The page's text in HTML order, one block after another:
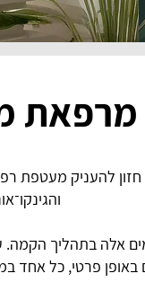
מרפאת
להעניק מעטפת
אלה בתהליך הקמה.
באופן פרטי, כל אחד